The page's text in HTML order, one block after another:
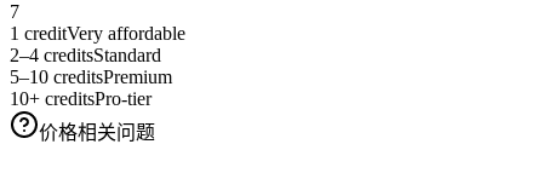
7
1 creditVery affordable
2–4 creditsStandard
5–10 creditsPremium
10+ creditsPro-tier
价格相关问题